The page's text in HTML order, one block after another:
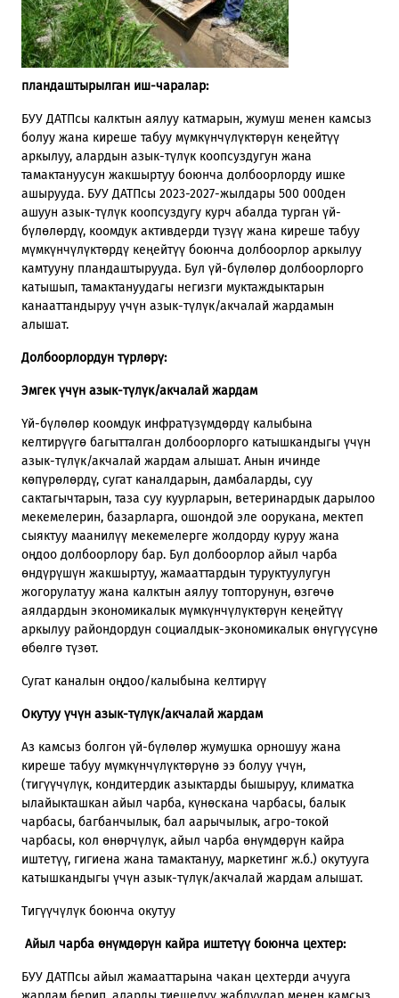
пландаштырылган иш-чаралар:
БУУ ДАТПсы калктын аялуу катмарын, жумуш менен камсыз
болуу жана киреше табуу мүмкүнчүлүктөрүн кеңейтүү
аркылуу, алардын азык-түлүк коопсуздугун жана
тамактануусун жакшыртуу боюнча долбоорлорду ишке
ашырууда. БУУ ДАТПсы 2023-2027-жылдары 500 000ден
ашуун азык-түлүк коопсуздугу курч абалда турган үй-
бүлөлөрдү, коомдук активдерди түзүү жана киреше табуу
мүмкүнчүлүктөрдү кеңейтүү боюнча долбоорлор аркылуу
камтууну пландаштырууда. Бул үй-бүлөлөр долбоорлорго
катышып, тамактануудагы негизги муктаждыктарын
канааттандыруу үчүн азык-түлүк/акчалай жардамын
алышат.
Долбоорлордун түрлөрү:
Эмгек үчүн азык-түлүк/акчалай жардам
Үй-бүлөлөр коомдук инфратүзүмдөрдү калыбына
келтирүүгө багытталган долбоорлорго катышкандыгы үчүн
азык-түлүк/акчалай жардам алышат. Анын ичинде
көпүрөлөрдү, сугат каналдарын, дамбаларды, суу
сактагычтарын, таза суу куурларын, ветеринардык дарылоо
мекемелерин, базарларга, ошондой эле оорукана, мектеп
сыяктуу маанилүү мекемелерге жолдорду куруу жана
оңдоо долбоорлору бар. Бул долбоорлор айыл чарба
өндүрүшүн жакшыртуу, жамааттардын туруктуулугун
жогорулатуу жана калктын аялуу топторунун, өзгөчө
аялдардын экономикалык мүмкүнчүлүктөрүн кеңейтүү
аркылуу райондордун социалдык-экономикалык өнүгүүсүнө
өбөлгө түзөт.
Сугат каналын оңдоо/калыбына келтирүү
Окутуу үчүн азык-түлүк/акчалай жардам
Аз камсыз болгон үй-бүлөлөр жумушка орношуу жана
киреше табуу мүмкүнчүлүктөрүнө ээ болуу үчүн,
(тигүүчүлүк, кондитердик азыктарды бышыруу, климатка
ылайыкташкан айыл чарба, күнөскана чарбасы, балык
чарбасы, багбанчылык, бал аарычылык, агро-токой
чарбасы, кол өнөрчүлүк, айыл чарба өнүмдөрүн кайра
иштетүү, гигиена жана тамактануу, маркетинг ж.б.) окутууга
катышкандыгы үчүн азык-түлүк/акчалай жардам алышат.
Тигүүчүлүк боюнча окутуу
Айыл чарба өнүмдөрүн кайра иштетүү боюнча цехтер:
БУУ ДАТПсы айыл жамааттарына чакан цехтерди ачууга